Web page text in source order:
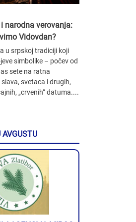
narodna verovanja:
Vidovdan?
u srpskoj tradiciji koji
simbolike – počev od
sete na ratna
svetaca i drugih,
„crvenih“ datuma....